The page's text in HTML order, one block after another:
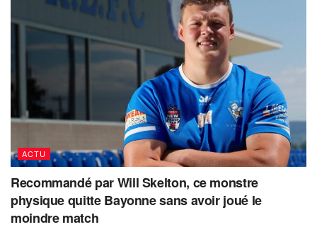
ACTU
Recommandé par Will Skelton, ce monstre
physique quitte Bayonne sans avoir joué le
moindre match